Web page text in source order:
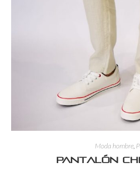
Moda hombre
Pantalón